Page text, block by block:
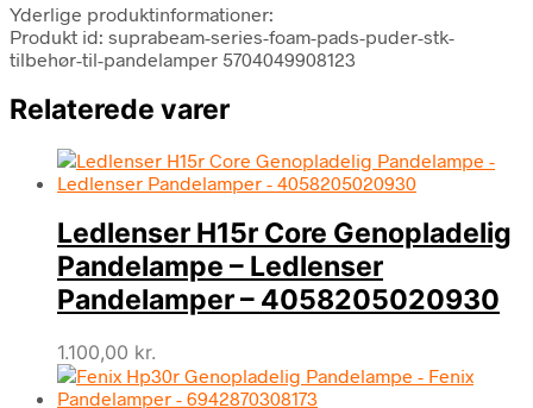
Yderlige produktinformationer:
Produkt id: suprabeam-series-foam-pads-puder-stk-
tilbehør-til-pandelamper 5704049908123
Relaterede varer
Ledlenser H15r Core Genopladelig
Pandelampe – Ledlenser
Pandelamper – 4058205020930
1.100,00 kr.